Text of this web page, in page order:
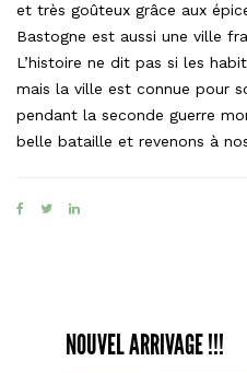
et très goûteux grâce aux
Bastogne est aussi une ville
L’histoire ne dit pas si les
mais la ville est connue pour
pendant la seconde guerre
belle bataille et revenons à
NOUVEL ARRIVAGE !!!